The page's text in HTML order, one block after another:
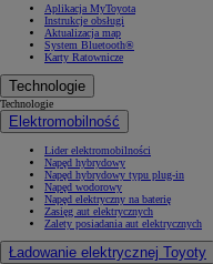
Aplikacja MyToyota
Instrukcje obsługi
Aktualizacja map
System Bluetooth®
Karty Ratownicze
Technologie
Technologie
Elektromobilność
Lider elektromobilności
Napęd hybrydowy
Napęd hybrydowy typu plug-in
Napęd wodorowy
Napęd elektryczny na baterię
Zasięg aut elektrycznych
Zalety posiadania aut elektrycznych
Ładowanie elektrycznej Toyoty